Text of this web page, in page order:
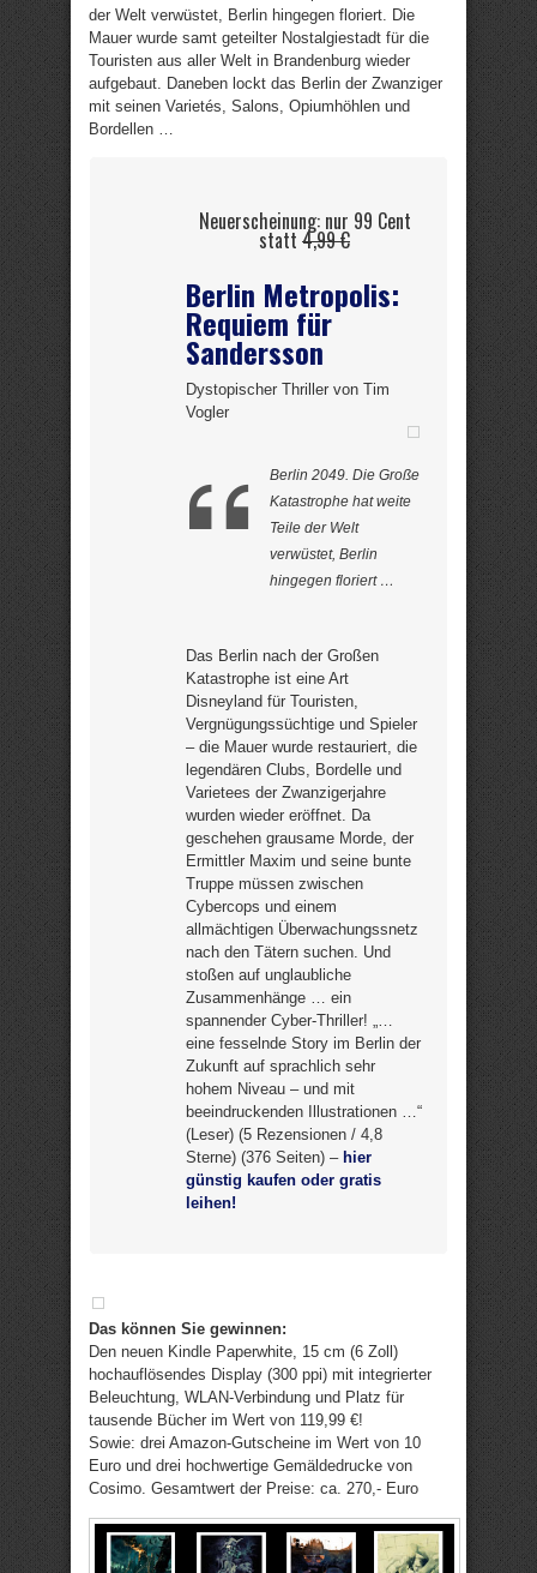
der Welt verwüstet, Berlin hingegen floriert. Die
Mauer wurde samt geteilter Nostalgiestadt für die
Touristen aus aller Welt in Brandenburg wieder
aufgebaut. Daneben lockt das Berlin der Zwanziger
mit seinen Varietés, Salons, Opiumhöhlen und
Bordellen …
Neuerscheinung: nur 99 Cent
statt 4,99 €
Berlin Metropolis:
Requiem für
Sandersson
Dystopischer Thriller von Tim
Vogler
Berlin 2049. Die Große
Katastrophe hat weite
Teile der Welt
verwüstet, Berlin
hingegen floriert …
Das Berlin nach der Großen
Katastrophe ist eine Art
Disneyland für Touristen,
Vergnügungssüchtige und Spieler
– die Mauer wurde restauriert, die
legendären Clubs, Bordelle und
Varietees der Zwanzigerjahre
wurden wieder eröffnet. Da
geschehen grausame Morde, der
Ermittler Maxim und seine bunte
Truppe müssen zwischen
Cybercops und einem
allmächtigen Überwachungssnetz
nach den Tätern suchen. Und
stoßen auf unglaubliche
Zusammenhänge … ein
spannender Cyber-Thriller! „…
eine fesselnde Story im Berlin der
Zukunft auf sprachlich sehr
hohem Niveau – und mit
beeindruckenden Illustrationen …“
(Leser) (5 Rezensionen / 4,8
Sterne) (376 Seiten) – hier
günstig kaufen oder gratis
leihen!
Das können Sie gewinnen:
Den neuen Kindle Paperwhite, 15 cm (6 Zoll)
hochauflösendes Display (300 ppi) mit integrierter
Beleuchtung, WLAN-Verbindung und Platz für
tausende Bücher im Wert von 119,99 €!
Sowie: drei Amazon-Gutscheine im Wert von 10
Euro und drei hochwertige Gemäldedrucke von
Cosimo. Gesamtwert der Preise: ca. 270,- Euro